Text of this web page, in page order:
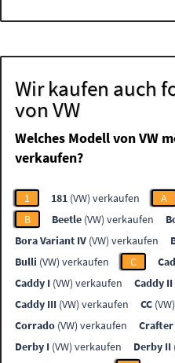
Wir kaufen auch
von VW
Welches Modell von VW
verkaufen?
1 181 (VW) verkaufen A
B
Beetle (VW) verkaufen
Bora Variant IV (VW) verkaufen
Bulli (VW) verkaufen C
Caddy I (VW) verkaufen Caddy II
Caddy III (VW) verkaufen CC
Corrado (VW) verkaufen Crafter
Derby I (VW) verkaufen Derby II